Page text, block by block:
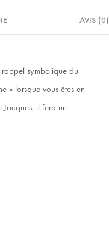
AVIS (0)
symbolique du
» lorsque vous êtes en
il fera un